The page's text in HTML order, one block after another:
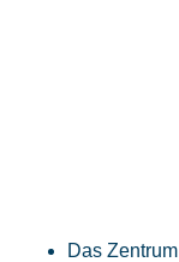
Das Zentrum